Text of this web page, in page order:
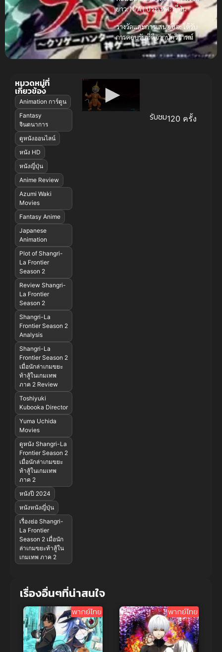
ยาว:N/A |ประเทศ:ญี่ปุ่น
รางวัลและการเสนอชื่อ:ได้รับ
การตอบรับที่ดีจากนักวิจารณ์
รับชม120 ครั้ง
หมวดหมู่ที่
เกี่ยวข้อง
Animation การ์ตูน
Fantasy
จินตนาการ
ดูหนังออนไลน์
หนัง HD
หนังญี่ปุ่น
Anime Review
Azumi Waki
Movies
Fantasy Anime
Japanese
Animation
Plot of Shangri-
La Frontier
Season 2
Review Shangri-
La Frontier
Season 2
Shangri-La
Frontier Season 2
Analysis
Shangri-La
Frontier Season 2
เมื่อนักล่าเกมขยะ
ท้าสู้ในเกมเทพ
ภาค 2 Review
Toshiyuki
Kubooka Director
Yuma Uchida
Movies
ดูหนัง Shangri-La
Frontier Season 2
เมื่อนักล่าเกมขยะ
ท้าสู้ในเกมเทพ
ภาค 2
หนังปี 2024
หนังหนังญี่ปุ่น
เรื่องย่อ Shangri-
La Frontier
Season 2 เมื่อนัก
ล่าเกมขยะท้าสู้ใน
เกมเทพ ภาค 2
เรื่องอื่นๆที่น่าสนใจ
พากย์ไทย พากย์ไทย